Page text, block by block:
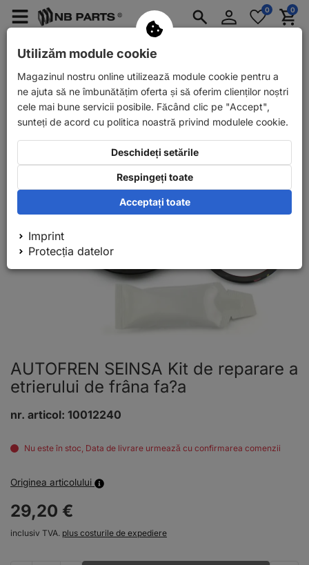
Menü
Piese de schimb pentru autoturisme
Piese de schimb pentru remorci auto
Conectați-
vă
Merkzettel
aufklappen
0 0
Înapoi Piese de schimb pentru autoturisme Frână
AUTOFREN SEINSA Kit de reparare a
etrierului de frâna fa?a
nr. articol: 10012240
Nu este în stoc, Data de livrare urmează cu confirmarea comenzii
Originea articolului
29,20 €
inclusiv TVA. plus costurile de expediere
Utilizăm module cookie
Magazinul nostru online utilizează module cookie pentru a
ne ajuta să ne îmbunătățim oferta și să oferim clienților noștri
cele mai bune servicii posibile. Făcând clic pe "Accept",
sunteți de acord cu politica noastră privind modulele cookie.
Deschideți setările
Respingeți toate
Acceptați toate
Imprint
Protecția datelor